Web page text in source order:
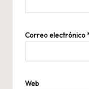
Correo electrónico
Web